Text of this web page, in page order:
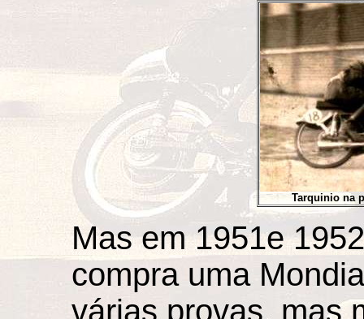
Tarquinio na
Mas em 1951e
compra uma
várias provas, mas